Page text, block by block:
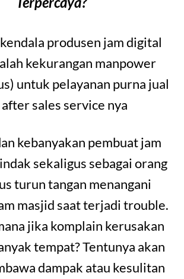
produsen jam digital
kekurangan manpower
untuk pelayanan purna jual
sales service nya
kebanyakan pembuat jam
sekaligus sebagai orang
turun tangan menangani
masjid saat terjadi trouble.
jika komplain kerusakan
tempat? Tentunya akan
dampak atau kesulitan